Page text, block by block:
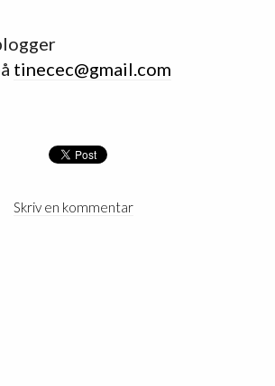
tinecec@gmail.com
Skriv en kommentar